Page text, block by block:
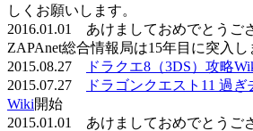
しくお願いします。
2016.01.01 あけましておめでとうご
ZAPAnet総合情報局は15年目に突入し
2015.08.27
ドラクエ8（3DS）攻略
2015.07.27
ドラゴンクエスト11 過
Wiki開始
2015.01.01 あけましておめでとうご